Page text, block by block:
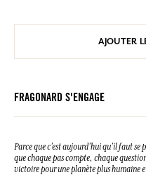
AJOUTER
FRAGONARD S'ENGAGE
Parce que c’est aujourd’hui qu’il faut
que chaque pas compte, chaque
victoire pour une planète plus humaine